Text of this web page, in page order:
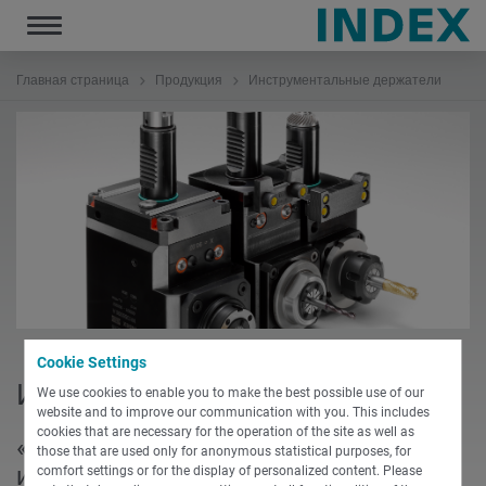
Cookie Settings
We use cookies to enable you to make the best possible use of our
website and to improve our communication with you. This includes
cookies that are necessary for the operation of the site as well as
those that are used only for anonymous statistical purposes, for
comfort settings or for the display of personalized content. Please
Toggle
navigation
Главная страница Продукция Инструментальные держатели
Инструментальные держатели
«В любом случае разумная
инвестиция – инструментальные